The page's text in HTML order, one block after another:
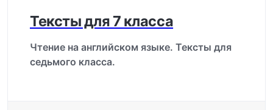
Тексты для 7 класса
Чтение на английском языке. Тексты для
седьмого класса.